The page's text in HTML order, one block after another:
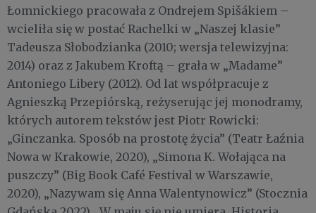
Łomnickiego pracowała z Ondrejem Spišákiem –
wcieliła się w postać Rachelki w „Naszej klasie”
Tadeusza Słobodzianka (2010; wersja telewizyjna:
2014) oraz z Jakubem Kroftą – grała w „Madame”
Antoniego Libery (2012). Od lat współpracuje z
Agnieszką Przepiórską, reżyserując jej monodramy,
których autorem tekstów jest Piotr Rowicki:
„Ginczanka. Sposób na prostotę życia” (Teatr Łaźnia
Nowa w Krakowie, 2020), „Simona K. Wołająca na
puszczy” (Big Book Café Festival w Warszawie,
2020), „Nazywam się Anna Walentynowicz” (Stocznia